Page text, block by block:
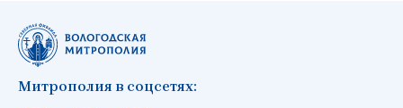
Митрополия в соцсетях: